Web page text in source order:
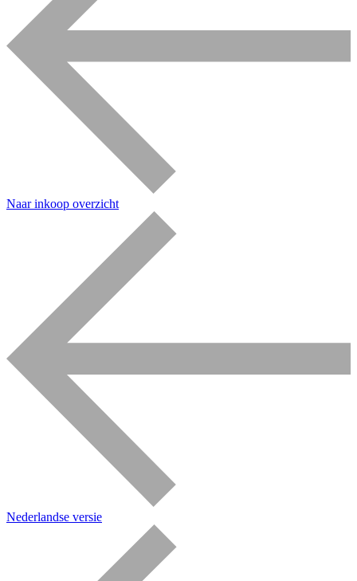
Naar inkoop overzicht
Nederlandse versie